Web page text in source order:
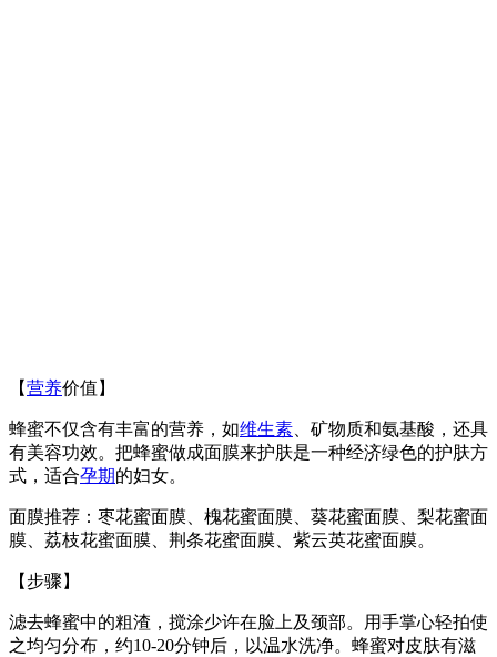
【营养价值】
蜂蜜不仅含有丰富的营养，如维生素 、矿物质和氨基酸，还具
有美容功效。把蜂蜜做成面膜来护肤是一种经济绿色的护肤方
式，适合孕期的妇女。
面膜推荐：枣花蜜面膜、槐花蜜面膜、葵花蜜面膜、梨花蜜面
膜、荔枝花蜜面膜、荆条花蜜面膜、紫云英花蜜面膜。
【步骤】
滤去蜂蜜中的粗渣，搅涂少许在脸上及颈部。用手掌心轻拍使
之均匀分布，约10-20分钟后，以温水洗净。蜂蜜对皮肤有滋